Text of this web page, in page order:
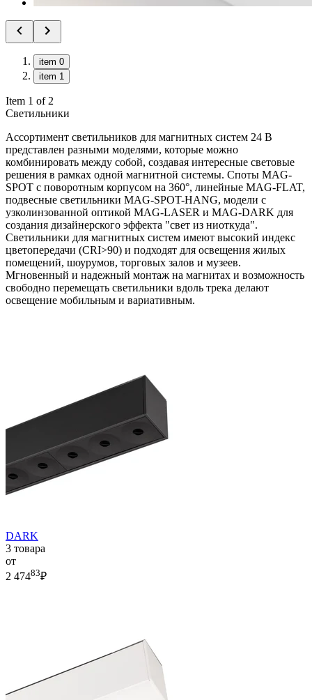
item 0
item 1
Item 1 of 2
Светильники
Ассортимент светильников для магнитных систем 24 В
представлен разными моделями, которые можно
комбинировать между собой, создавая интересные световые
решения в рамках одной магнитной системы. Споты MAG-
SPOT с поворотным корпусом на 360°, линейные MAG-FLAT,
подвесные светильники MAG-SPOT-HANG, модели с
узколинзованной оптикой MAG-LASER и MAG-DARK для
создания дизайнерского эффекта "свет из ниоткуда".
Светильники для магнитных систем имеют высокий индекс
цветопередачи (CRI>90) и подходят для освещения жилых
помещений, шоурумов, торговых залов и музеев.
Мгновенный и надежный монтаж на магнитах и возможность
свободно перемещать светильники вдоль трека делают
освещение мобильным и вариативным.
DARK
3 товара
от
2 47483₽